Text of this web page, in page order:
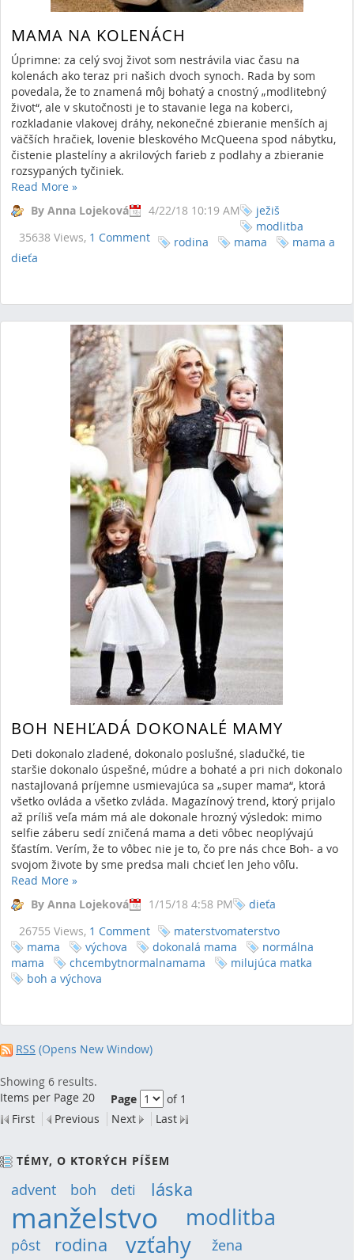
MAMA NA KOLENÁCH
Úprimne: za celý svoj život som nestrávila viac času na
kolenách ako teraz pri našich dvoch synoch. Rada by som
povedala, že to znamená môj bohatý a cnostný „modlitebný
život“, ale v skutočnosti je to stavanie lega na koberci,
rozkladanie vlakovej dráhy, nekonečné zbieranie menších aj
väčších hračiek, lovenie bleskového McQueena spod nábytku,
čistenie plastelíny a akrilových farieb z podlahy a zbieranie
rozsypaných tyčiniek.
Read More »
By Anna Lojeková
4/22/18 10:19 AM
35638 Views, 1 Comment
ježiš
modlitba
rodina
mama
mama a
dieťa
BOH NEHĽADÁ DOKONALÉ MAMY
Deti dokonalo zladené, dokonalo poslušné, sladučké, tie
staršie dokonalo úspešné, múdre a bohaté a pri nich dokonalo
nastajlovaná príjemne usmievajúca sa „super mama“, ktorá
všetko ovláda a všetko zvláda. Magazínový trend, ktorý prijalo
až príliš veľa mám má ale dokonale hrozný výsledok: mimo
selfie záberu sedí zničená mama a deti vôbec neoplývajú
šťastím. Verím, že to vôbec nie je to, čo pre nás chce Boh- a vo
svojom živote by sme predsa mali chcieť len Jeho vôľu.
Read More »
By Anna Lojeková
1/15/18 4:58 PM
26755 Views, 1 Comment
dieťa
materstvomaterstvo
mama
výchova dokonalá mama
normálna
mama
chcembytnormalnamama
milujúca matka
boh a výchova
RSS (Opens New Window)
Showing 6 results.
Items per Page 20
Page
of 1
First
Previous Next Last
TÉMY, O KTORÝCH PÍŠEM
advent (9)boh (9)deti (12)láska
manželstvo (30)
modlitba
pôst (12)rodina (15)
vzťahy(22)žena